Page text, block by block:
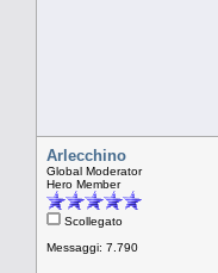
Arlecchino
Global Moderator
Hero Member
Scollegato
Messaggi: 7.790